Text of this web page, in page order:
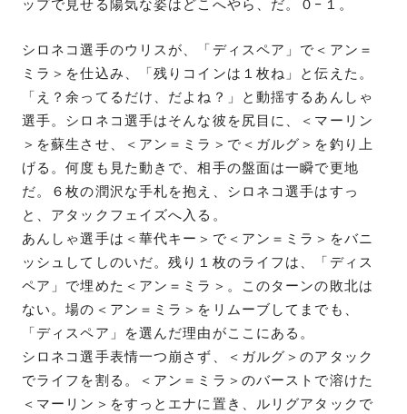
ップで見せる陽気な姿はどこへやら、だ。０−１。
シロネコ選手のウリスが、「ディスペア」で＜アン＝
ミラ＞を仕込み、「残りコインは１枚ね」と伝えた。
「え？余ってるだけ、だよね？」と動揺するあんしゃ
選手。シロネコ選手はそんな彼を尻目に、＜マーリン
＞を蘇生させ、＜アン＝ミラ＞で＜ガルグ＞を釣り上
げる。何度も見た動きで、相手の盤面は一瞬で更地
だ。６枚の潤沢な手札を抱え、シロネコ選手はすっ
と、アタックフェイズへ入る。
あんしゃ選手は＜華代キー＞で＜アン＝ミラ＞をバニ
ッシュしてしのいだ。残り１枚のライフは、「ディス
ペア」で埋めた＜アン＝ミラ＞。このターンの敗北は
ない。場の＜アン＝ミラ＞をリムーブしてまでも、
「ディスペア」を選んだ理由がここにある。
シロネコ選手表情一つ崩さず、＜ガルグ＞のアタック
でライフを割る。＜アン＝ミラ＞のバーストで溶けた
＜マーリン＞をすっとエナに置き、ルリグアタックで